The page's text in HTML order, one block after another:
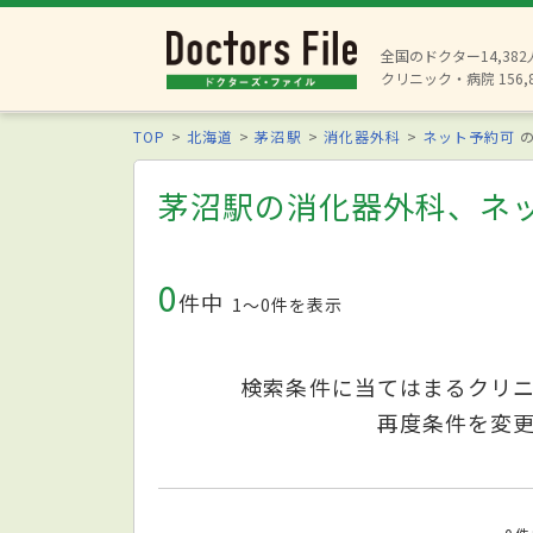
全国のドクター14,382
クリニック・病院
TOP 北海道 茅沼駅 消化器外科 ネット予約可
茅沼駅の消化器外科、ネ
0件中 1〜0件を表示
検索条件に当てはまるクリ
再度条件を変